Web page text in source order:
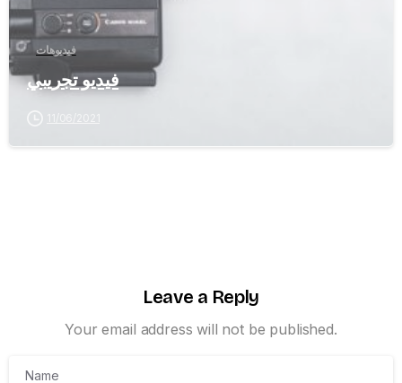
فيديوهات
فيديو تجريبي
Leave a Reply
Your email address will not be published.
Name